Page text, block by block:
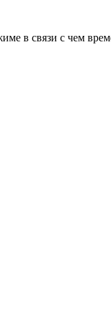
в связи с чем